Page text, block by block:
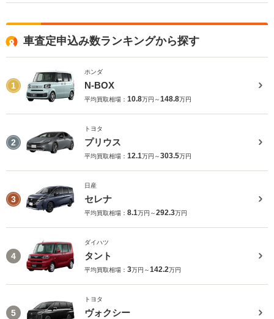
車査定申込み数ランキングから探す
1
ホンダ
N-BOX
平均買取相場： 10.8万円～148.8万円
2
トヨタ
プリウス
平均買取相場： 12.1万円～303.5万円
3
日産
セレナ
平均買取相場： 8.1万円～292.3万円
4
ダイハツ
タント
平均買取相場： 3万円～142.2万円
5
トヨタ
ヴォクシー